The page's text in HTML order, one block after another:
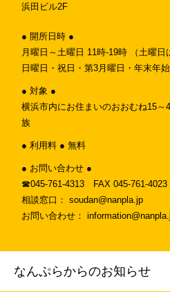
浜田ビル2F
● 開所日時 ●
月曜日～土曜日 11時-19時 （土曜
日曜日・祝日・第3月曜日・年末年始
● 対象 ●
横浜市内にお住まいのおおむね15～
族
● 利用料 ● 無料
● お問い合わせ ●
☎︎045-761-4313 FAX 045-761-
相談窓口： soudan@nanpla.jp
お問い合わせ：
なんぷらからのお知らせ